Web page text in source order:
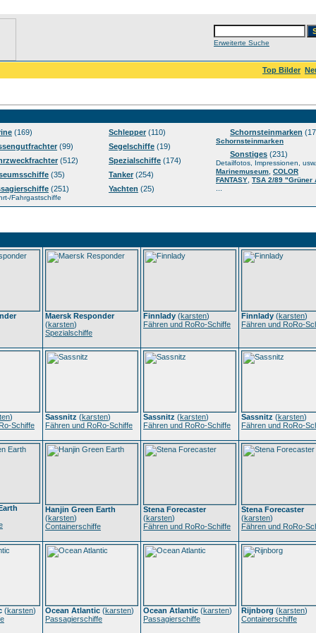
Erweiterte Suche
Top Bilder
(169)
(99)
(512)
(35)
(251)
Fahrgastschiffe
Schlepper(110)
Segelschiffe (19)
Spezialschiffe (174)
Tanker(254)
Yachten (25)
Schornsteinmarken
Schornsteinmarken
Sonstiges (231)
Detailfotos, Impressionen, usw.
Marinemuseum COLOR
FANTASY TSA 2/89 "Grüner
Maersk Responder
(karsten)
Spezialschiffe
Finnlady (karsten)
Fähren und RoRo-Schiffe
Finnlady (karsten)
Fähren und RoRo-
)
Schiffe
Sassnitz (karsten)
Fähren und RoRo-Schiffe
Sassnitz (karsten)
Fähren und RoRo-Schiffe
Sassnitz (karsten)
Fähren und RoRo-
Hanjin Green Earth
(karsten)
Containerschiffe
Stena Forecaster
(karsten)
Fähren und RoRo-Schiffe
Stena Forecaster
(karsten)
Fähren und RoRo-
(karsten)
Ocean Atlantic (karsten)
Passagierschiffe
Ocean Atlantic (karsten)
Passagierschiffe
Rijnborg (karsten)
Containerschiffe